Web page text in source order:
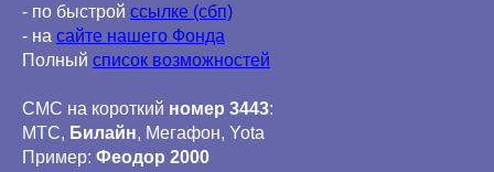
- по быстрой ссылке (сбп)
- на сайте нашего Фонда
Полный список возможностей
СМС на короткий номер 3443:
МТС, Билайн, Мегафон, Yota
Пример: Феодор 2000